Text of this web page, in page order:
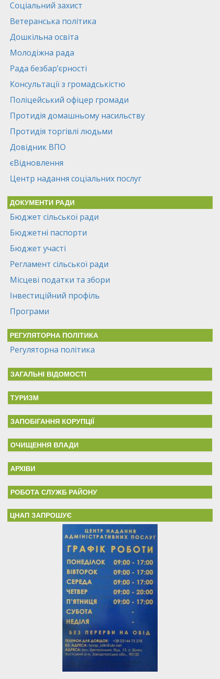
Соціальний захист
Ветеранська політика
Дошкільна освіта
Молодіжна рада
Рада безбар’єрності
Консультації з громадськістю
Поліцейський офіцер громади
Протидія домашньому насильству
Протидія торгівлі людьми
Довідник ВПО
єВідновлення
Центр надання соціальних послуг
ДОКУМЕНТИ РАДИ
Бюджет сільської ради
Бюджетні паспорти
Бюджет участі
Регламент сільської ради
Місцеві податки та збори
Інвестиційний профіль
Програми
РЕГУЛЯТОРНА ПОЛІТИКА
Регуляторна політика
ЗАГАЛЬНІ ВІДОМОСТІ
ТУРИЗМ
ЗАПОБІГАННЯ КОРУПЦІЇ
ОЧИЩЕННЯ ВЛАДИ
АРХІВИ
РОБОТА СЛУЖБ РАЙОНУ
ЦНАП ЗАПРОШУЄ